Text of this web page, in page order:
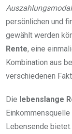
persönlichen und
gewählt werden
Rente, eine
Kombination aus
verschiedenen
Die lebenslange
Lebensende